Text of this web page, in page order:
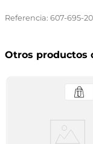
Referencia: 607-695-
Otros productos